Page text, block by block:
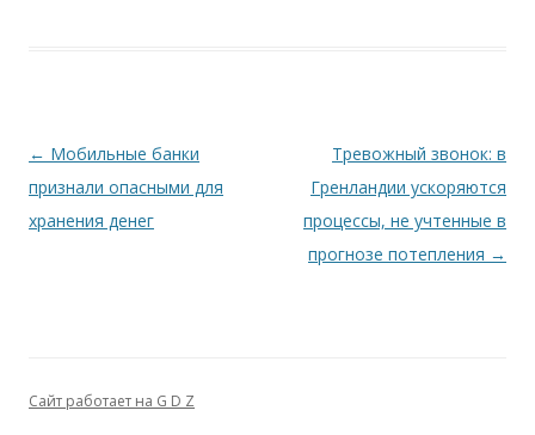
Навигация по записям
← Мобильные банки
признали опасными для
хранения денег
Тревожный звонок: в
Гренландии ускоряются
процессы, не учтенные в
прогнозе потепления →
Сайт работает на G D Z